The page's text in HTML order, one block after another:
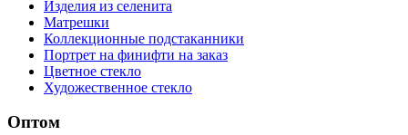
Изделия из селенита
Матрешки
Коллекционные подстаканники
Портрет на финифти на заказ
Цветное стекло
Художественное стекло
Оптом